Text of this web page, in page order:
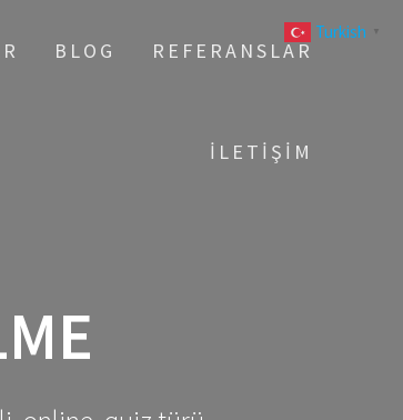
BLOG REFERANSLAR
İLETIŞIM
Turkish ▼